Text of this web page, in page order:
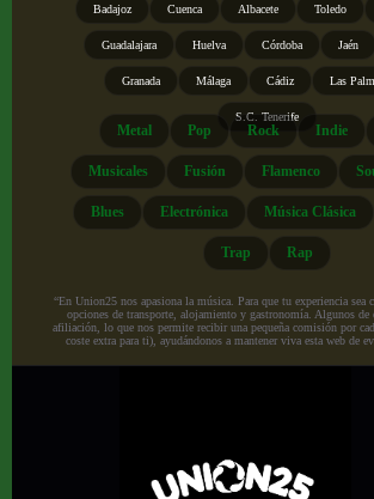
Badajoz Cuenca Albacete Toledo
Guadalajara Huelva Córdoba Jaén
Granada Málaga Cádiz Las
S.C. Tenerife
Metal Pop Rock Indie
Musicales Fusión Flamenco
Blues Electrónica Música Clásica
Trap Rap
“En Union25 nos apasiona la música. Para que tu experiencia sea
opciones de transporte, alojamiento y gastronomía. Algunos de
afiliación, lo que nos permite recibir una pequeña comisión por
coste extra para ti), ayudándonos a mantener viva esta web de